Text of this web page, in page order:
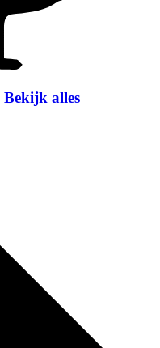
Bekijk alles